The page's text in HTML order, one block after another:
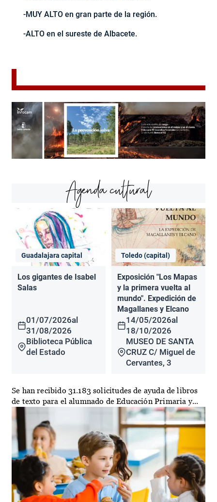
-MUY ALTO en gran parte de la región.
-ALTO en el sureste de Albacete.
Agenda cultural
Guadalajara capital
Los gigantes de Isabel
Salas
01/07/2026al
31/08/2026
Biblioteca Pública
del Estado
Toledo (capital)
Exposición "Los Mapas
y la primera vuelta al
mundo". Expedición de
Magallanes y Elcano
14/05/2026al
18/10/2026
MUSEO DE SANTA
CRUZ C/ Miguel de
Cervantes, 3
Se han recibido 31.183 solicitudes de ayuda de libros
de texto para el alumnado de Educación Primaria y...